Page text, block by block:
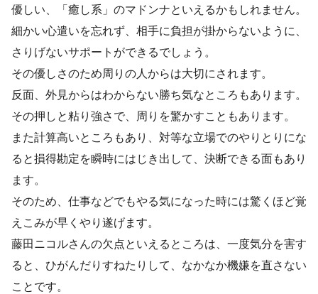
優しい、「癒し系」のマドンナといえるかもしれません。
細かい心遣いを忘れず、相手に負担が掛からないように、
さりげないサポートができるでしょう。
その優しさのため周りの人からは大切にされます。
反面、外見からはわからない勝ち気なところもあります。
その押しと粘り強さで、周りを驚かすこともあります。
また計算高いところもあり、対等な立場でのやりとりにな
ると損得勘定を瞬時にはじき出して、決断できる面もあり
ます。
そのため、仕事などでもやる気になった時には驚くほど覚
えこみが早くやり遂げます。
藤田ニコルさんの欠点といえるところは、一度気分を害す
ると、ひがんだりすねたりして、なかなか機嫌を直さない
ことです。